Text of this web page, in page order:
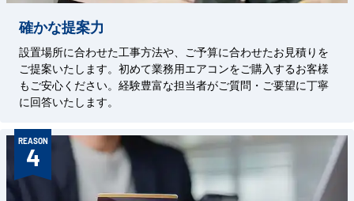
確かな提案力
設置場所に合わせた工事方法や、ご予算に合わせたお見積りを
ご提案いたします。初めて業務用エアコンをご購入するお客様
もご安心ください。経験豊富な担当者がご質問・ご要望に丁寧
に回答いたします。
REASON
4